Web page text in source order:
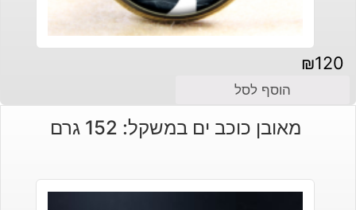
₪120
הוסף לסל
מאובן כוכב ים במשקל: 152 גרם